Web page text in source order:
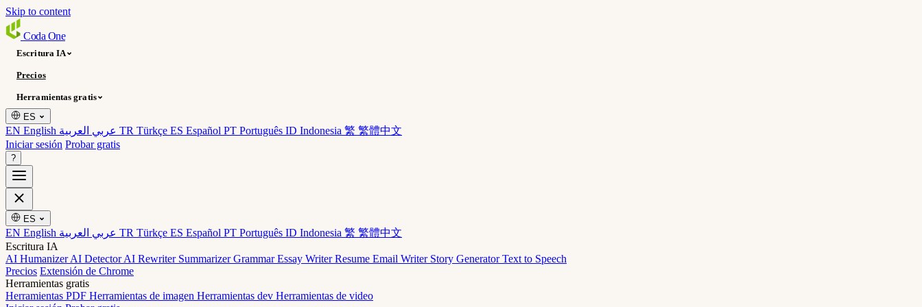
Skip to content
Coda One
Escritura IA
Precios
Herramientas gratis
ES
EN English TR Türkçe ES Español PT Português ID Indonesia 繁 繁體中文
Iniciar sesión Probar gratis
?
ES
EN English TR Türkçe ES Español PT Português ID Indonesia 繁 繁體中文
Escritura IA
AI HumanizerAI DetectorAI Rewriter SummarizerGrammarEssay WriterResume Email Writer Story GeneratorText to Speech
Precios Extensión de Chrome
Herramientas gratis
Herramientas PDF Herramientas de imagen Herramientas dev Herramientas de video